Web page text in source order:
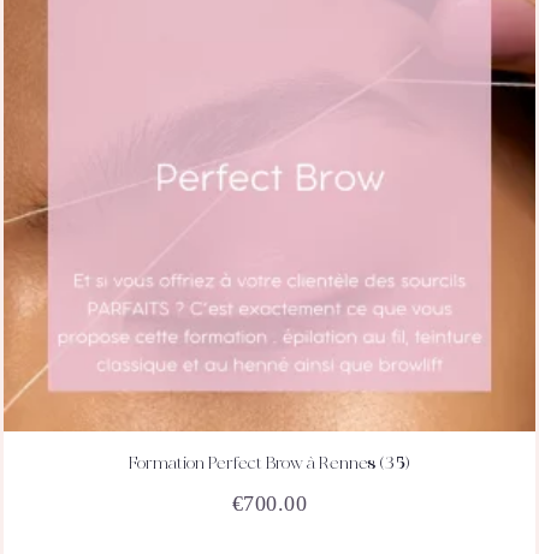
ACHETEZ DÉTAILS
Formation Perfect Brow à Rennes (35)
€700.00